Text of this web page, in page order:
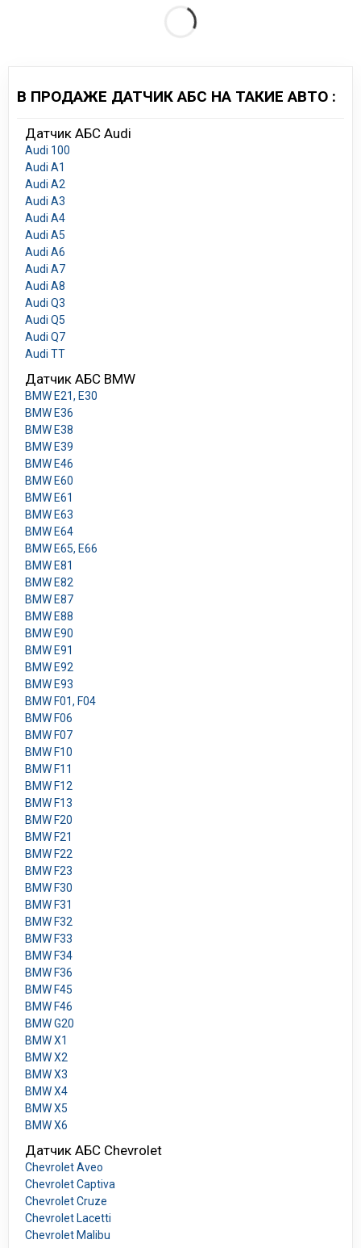
В ПРОДАЖЕ ДАТЧИК АБС НА ТАКИЕ АВТО :
Датчик АБС Audi
Audi 100
Audi A1
Audi A2
Audi A3
Audi A4
Audi A5
Audi A6
Audi A7
Audi A8
Audi Q3
Audi Q5
Audi Q7
Audi TT
Датчик АБС BMW
BMW E21, E30
BMW E36
BMW E38
BMW E39
BMW E46
BMW E60
BMW E61
BMW E63
BMW E64
BMW E65, E66
BMW E81
BMW E82
BMW E87
BMW E88
BMW E90
BMW E91
BMW E92
BMW E93
BMW F01, F04
BMW F06
BMW F07
BMW F10
BMW F11
BMW F12
BMW F13
BMW F20
BMW F21
BMW F22
BMW F23
BMW F30
BMW F31
BMW F32
BMW F33
BMW F34
BMW F36
BMW F45
BMW F46
BMW G20
BMW X1
BMW X2
BMW X3
BMW X4
BMW X5
BMW X6
Датчик АБС Chevrolet
Chevrolet Aveo
Chevrolet Captiva
Chevrolet Cruze
Chevrolet Lacetti
Chevrolet Malibu